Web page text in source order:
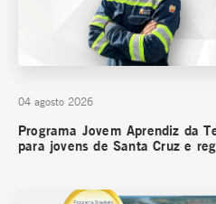
04 agosto 2026
Programa Jovem Aprendiz da
para jovens de Santa Cruz e